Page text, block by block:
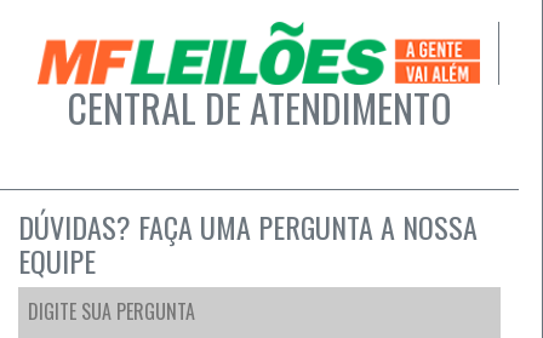
CENTRAL DE ATENDIMENTO
DÚVIDAS? FAÇA UMA PERGUNTA A NOSSA
EQUIPE